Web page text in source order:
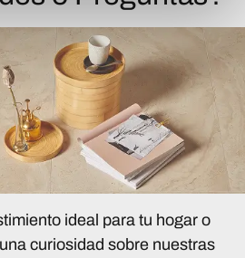
ideal para tu hogar o
curiosidad sobre nuestras